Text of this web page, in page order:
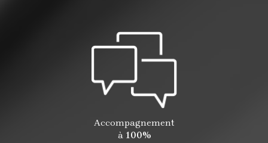
Accompagnement
à 100%